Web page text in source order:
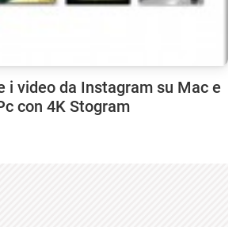
i video da Instagram su Mac e
con 4K Stogram